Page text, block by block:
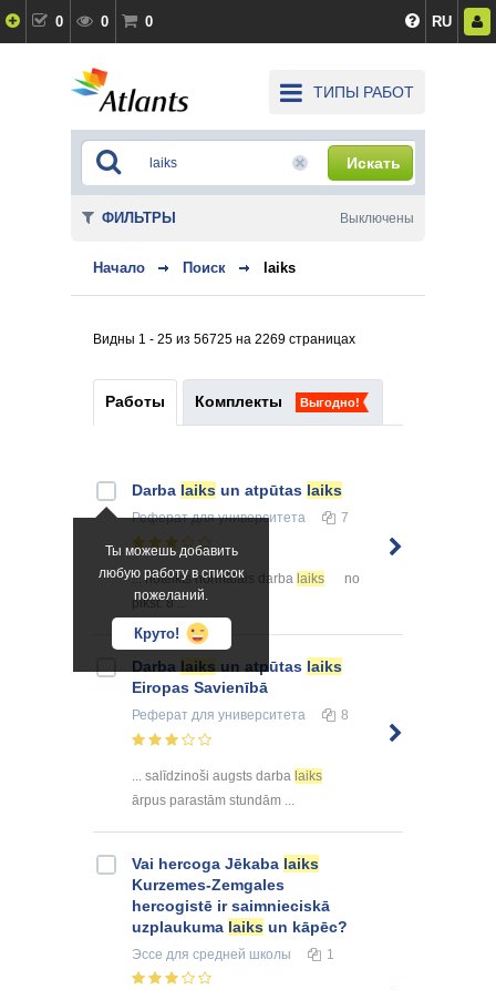
0 0 0 RU
ТИПЫ РАБОТ
Искать
Начало Поиск laiks
Видны 1 - 25 из 56725 на 2269 страницах
Работы Комплекты Выгодно!
Ты можешь добавить
любую работу в список
пожеланий.
Круто!
Darba laiks un atpūtas laiks
Рефератдля университета 7
... noteikts normālais darba laiks
no
plkst. 8 ...
Darba laiks un atpūtas laiks
Eiropas Savienībā
Реферат для университета 8
... salīdzinoši augsts darba laiks
ārpus parastām stundām ...
Vai hercoga Jēkaba laiks
Kurzemes-Zemgales
hercogistē ir saimnieciskā
uzplaukuma laiks un kāpēc?
Эссе для средней школы 1
ФИЛЬТРЫ Выключены